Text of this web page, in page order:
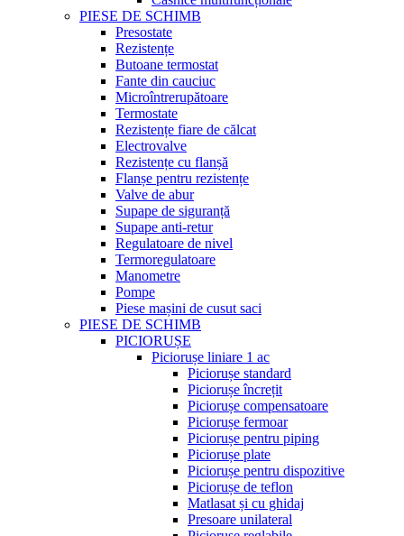
PIESE DE SCHIMB
Presostate
Rezistențe
Butoane termostat
Fante din cauciuc
Microîntrerupătoare
Termostate
Rezistențe fiare de călcat
Electrovalve
Rezistențe cu flanșă
Flanșe pentru rezistențe
Valve de abur
Supape de siguranță
Supape anti-retur
Regulatoare de nivel
Termoregulatoare
Manometre
Pompe
Piese mașini de cusut saci
PIESE DE SCHIMB
PICIORUȘE
Piciorușe liniare 1 ac
Piciorușe standard
Piciorușe încrețit
Piciorușe compensatoare
Piciorușe fermoar
Piciorușe pentru piping
Piciorușe plate
Piciorușe pentru dispozitive
Piciorușe de teflon
Matlasat și cu ghidaj
Presoare unilateral